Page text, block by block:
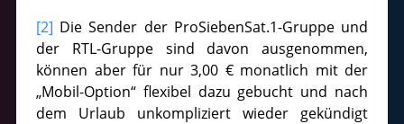
[2] Die Sender der ProSiebenSat.1-Gruppe und
der RTL-Gruppe sind davon ausgenommen,
können aber für nur 3,00 € monatlich mit der
„Mobil-Option“ flexibel dazu gebucht und nach
dem Urlaub unkompliziert wieder gekündigt